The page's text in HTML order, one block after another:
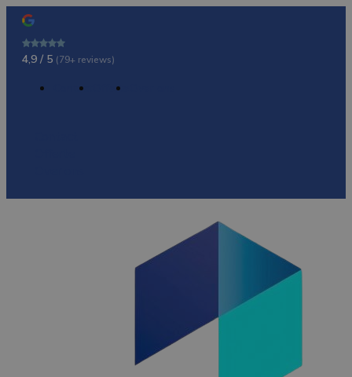
4,9 / 5 (79+ reviews)
Contact Offerte